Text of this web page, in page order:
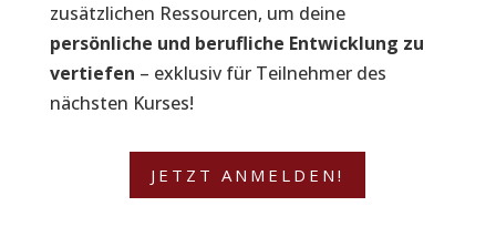
zusätzlichen Ressourcen, um deine
persönliche und berufliche Entwicklung zu
vertiefen – exklusiv für Teilnehmer des
nächsten Kurses!
JETZT ANMELDEN!